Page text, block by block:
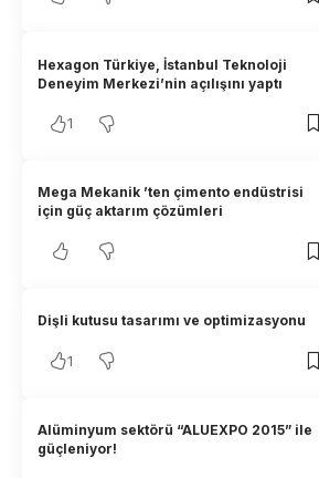
Hexagon Türkiye, İstanbul Teknoloji
Deneyim Merkezi’nin açılışını yaptı
1
Mega Mekanik ’ten çimento endüstrisi
için güç aktarım çözümleri
Dişli kutusu tasarımı ve optimizasyonu
1
Alüminyum sektörü “ALUEXPO 2015” ile
güçleniyor!